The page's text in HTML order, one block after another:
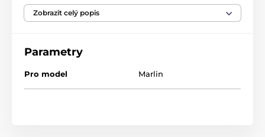
průměrech 5,84 mm a 4,85 mm pro různé světelné
podmínky. Přední muška je natřena bílým pruhem.
všech světelných podmínek a kontrastuje s jakýmkoli
barevným pozadím.
Instalace vyžaduje odstranění továrního hledí.
Utahovací moment všech šroubů je 20 in-lbs (cca 2,25
Zobrazit celý popis
Parametry
Pro model Marlin